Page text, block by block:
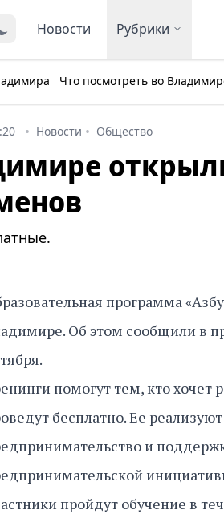
Новости Рубрики
Что посмотреть во
Новости Общество
программа
Об этом сообщили в
помогут тем, кто хочет
бесплатно. Ее
и
пройдут обучение в